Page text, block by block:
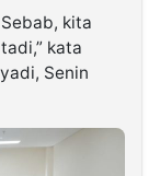
kita
kata
Senin